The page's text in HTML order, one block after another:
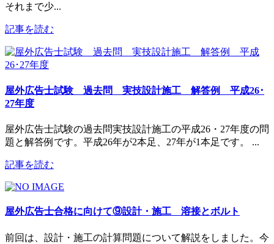
それまで少...
記事を読む
屋外広告士試験 過去問 実技設計施工 解答例 平成26･
27年度
屋外広告士試験の過去問実技設計施工の平成26・27年度の問
題と解答例です。平成26年が2本足、27年が1本足です。 ...
記事を読む
屋外広告士合格に向けて⑨設計・施工 溶接とボルト
前回は、設計・施工の計算問題について解説をしました。今